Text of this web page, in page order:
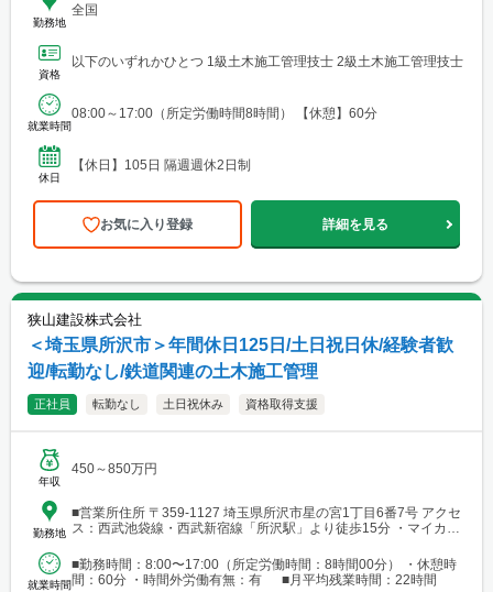
勤務地
全国
資格
以下のいずれかひとつ 1級土木施工管理技士 2級土木施工管理技士
就業時間
08:00～17:00（所定労働時間8時間） 【休憩】60分
休日
【休日】105日 隔週週休2日制
お気に入り登録 詳細を見る
狭山建設株式会社
＜埼玉県所沢市＞年間休日125日/土日祝日休/経験者歓
迎/転勤なし/鉄道関連の土木施工管理
正社員 転勤なし 土日祝休み 資格取得支援
年収
450～850万円
勤務地
■営業所住所 〒359-1127 埼玉県所沢市星の宮1丁目6番7号 アクセ
ス：西武池袋線・西武新宿線「所沢駅」より徒歩15分 ・マイカー
就業時間
■勤務時間：8:00〜17:00（所定労働時間：8時間00分） ・休憩時
間：60分 ・時間外労働有無：有 ■月平均残業時間：22時間